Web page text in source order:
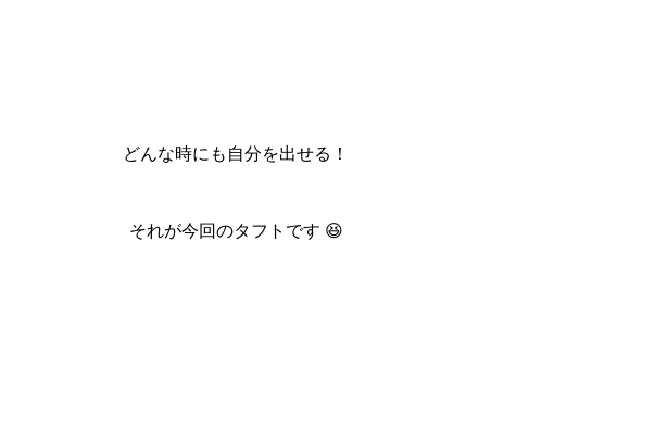
どんな時にも自分を出せる！
それが今回のタフトです 😆